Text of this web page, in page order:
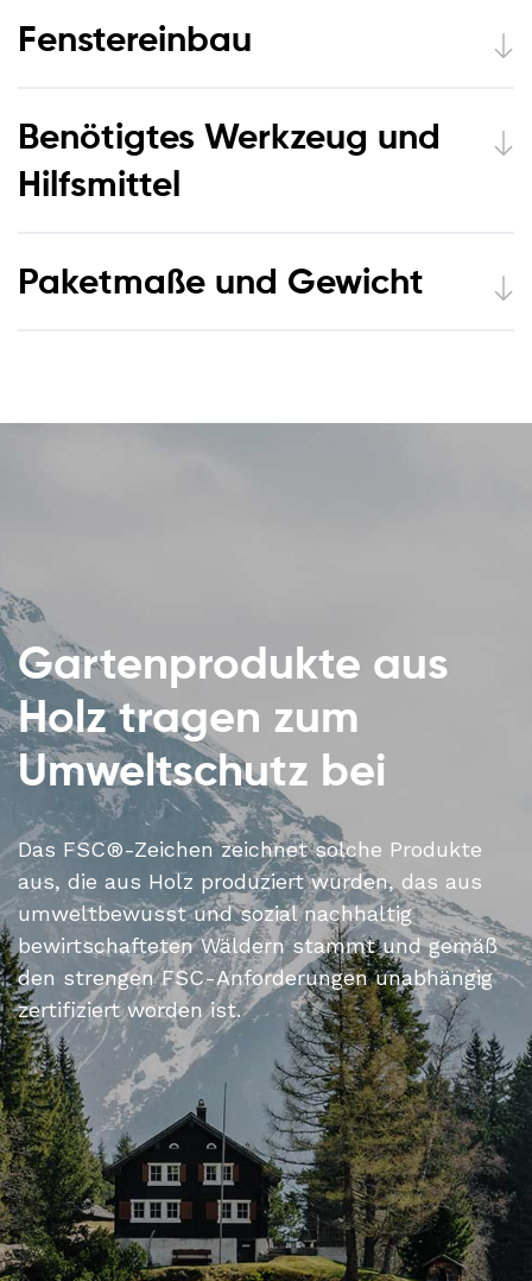
Fenstereinbau
Benötigtes Werkzeug und
Hilfsmittel
Paketmaße und Gewicht
Gartenprodukte aus
Holz tragen zum
Umweltschutz bei
Das FSC®-Zeichen zeichnet solche Produkte
aus, die aus Holz produziert wurden, das aus
umweltbewusst und sozial nachhaltig
bewirtschafteten Wäldern stammt und gemäß
den strengen FSC-Anforderungen unabhängig
zertifiziert worden ist.